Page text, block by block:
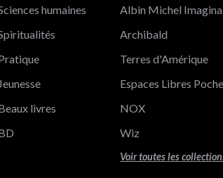
humaines
Jeunesse
livres
Albin Michel
Archibald
Terres d'Amérique
Espaces Libres Poche
NOX
Wiz
Voir toutes les